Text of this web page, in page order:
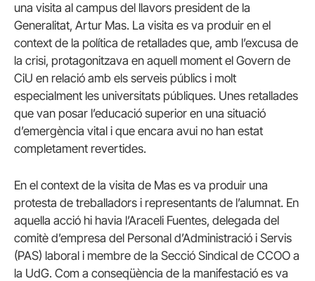
una visita al campus del llavors president de la
Generalitat, Artur Mas. La visita es va produir en el
context de la política de retallades que, amb l’excusa de
la crisi, protagonitzava en aquell moment el Govern de
CiU en relació amb els serveis públics i molt
especialment les universitats públiques. Unes retallades
que van posar l’educació superior en una situació
d’emergència vital i que encara avui no han estat
completament revertides.
En el context de la visita de Mas es va produir una
protesta de treballadors i representants de l’alumnat. En
aquella acció hi havia l’Araceli Fuentes, delegada del
comitè d’empresa del Personal d’Administració i Servis
(PAS) laboral i membre de la Secció Sindical de CCOO a
la UdG. Com a conseqüència de la manifestació es va